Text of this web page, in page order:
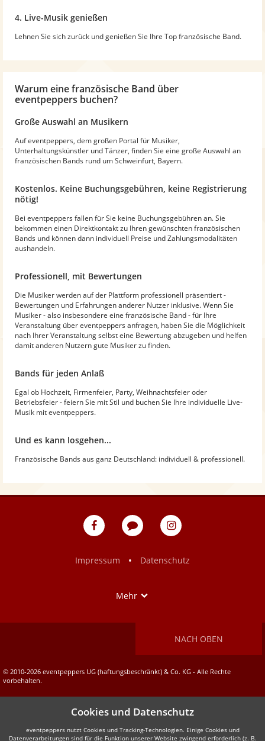
4. Live-Musik genießen
Lehnen Sie sich zurück und genießen Sie Ihre Top französische Band.
Warum eine französische Band über
eventpeppers buchen?
Große Auswahl an Musikern
Auf eventpeppers, dem großen Portal für Musiker,
Unterhaltungskünstler und Tänzer, finden Sie eine große Auswahl an
französischen Bands rund um Schweinfurt, Bayern.
Kostenlos. Keine Buchungsgebühren, keine Registrierung
nötig!
Bei eventpeppers fallen für Sie keine Buchungsgebühren an. Sie
bekommen einen Direktkontakt zu Ihren gewünschten französischen
Bands und können dann individuell Preise und Zahlungsmodalitäten
aushandeln.
Professionell, mit Bewertungen
Die Musiker werden auf der Plattform professionell präsentiert -
Bewertungen und Erfahrungen anderer Nutzer inklusive. Wenn Sie
Musiker - also insbesondere eine französische Band - für Ihre
Veranstaltung über eventpeppers anfragen, haben Sie die Möglichkeit
nach Ihrer Veranstaltung selbst eine Bewertung abzugeben und helfen
damit anderen Nutzern gute Musiker zu finden.
Bands für jeden Anlaß
Egal ob Hochzeit, Firmenfeier, Party, Weihnachtsfeier oder
Betriebsfeier - feiern Sie mit Stil und buchen Sie Ihre individuelle Live-
Musik mit eventpeppers.
Und es kann losgehen...
Französische Bands aus ganz Deutschland: individuell & professionell.
eventpeppers
Blog
eventpeppers
Impressum
• Datenschutz
Mehr
NACH OBEN
© 2010-2026 eventpeppers UG (haftungsbeschränkt) & Co. KG - Alle Rechte
vorbehalten.
Cookies und Datenschutz
eventpeppers nutzt Cookies und Tracking-Technologien. Einige Cookies und
Datenverarbeitungen sind für die Funktion unserer Website zwingend erforderlich (z. B.